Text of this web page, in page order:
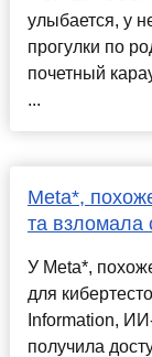
улыбается, у
прогулки по
почетный
...
Meta*,
та взломала
У Meta*,
для
Information,
получила